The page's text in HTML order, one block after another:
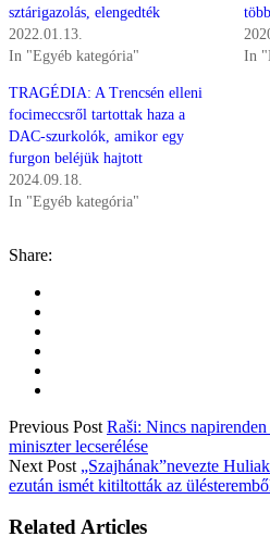
sztárigazolás, elengedték
2022.01.13.
In "Egyéb kategória"
In
TRAGÉDIA: A Trencsén elleni
focimeccsről tartottak haza a
DAC-szurkolók, amikor egy
furgon beléjük hajtott
2024.09.18.
In "Egyéb kategória"
Share:
Previous Post Raši: Nincs
miniszter lecserélése
Next Post „Szajhának”nevezte
ezután ismét kitiltották az
Related Articles